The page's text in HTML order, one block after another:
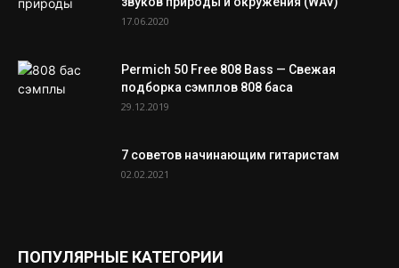
17.06.2020
Permich 50 Free 808 Bass — Свежая
подборка сэмплов 808 баса
29.12.2019
7 советов начинающим гитаристам
02.02.2021
ПОПУЛЯРНЫЕ КАТЕГОРИИ